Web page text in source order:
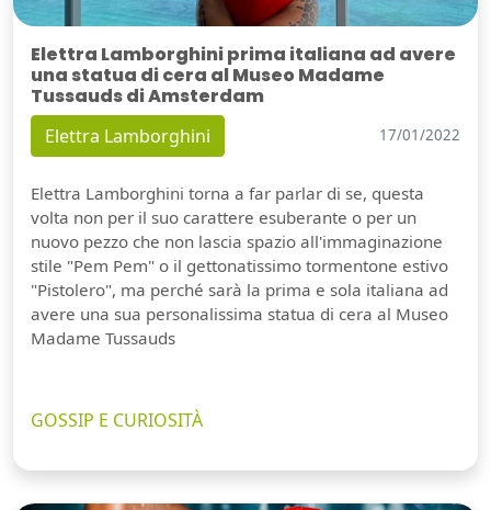
Elettra Lamborghini prima italiana ad avere
una statua di cera al Museo Madame
Tussauds di Amsterdam
Elettra Lamborghini 17/01/2022
Elettra Lamborghini torna a far parlar di se, questa
volta non per il suo carattere esuberante o per un
nuovo pezzo che non lascia spazio all'immaginazione
stile "Pem Pem" o il gettonatissimo tormentone estivo
"Pistolero", ma perché sarà la prima e sola italiana ad
avere una sua personalissima statua di cera al Museo
Madame Tussauds
GOSSIP E CURIOSITÀ